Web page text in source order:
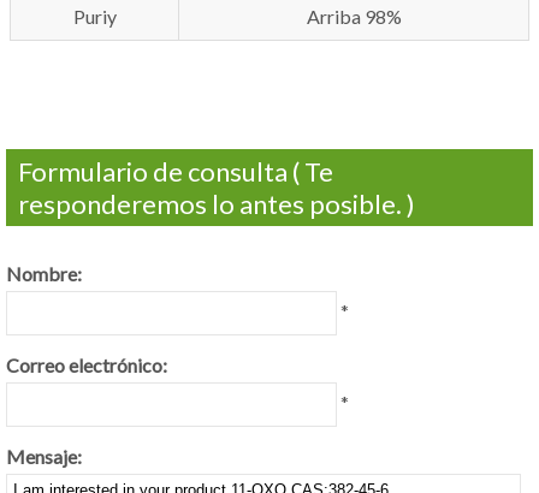
Puriy Arriba 98%
Formulario de consulta ( Te
responderemos lo antes posible. )
Nombre:
*
Correo electrónico:
*
Mensaje: